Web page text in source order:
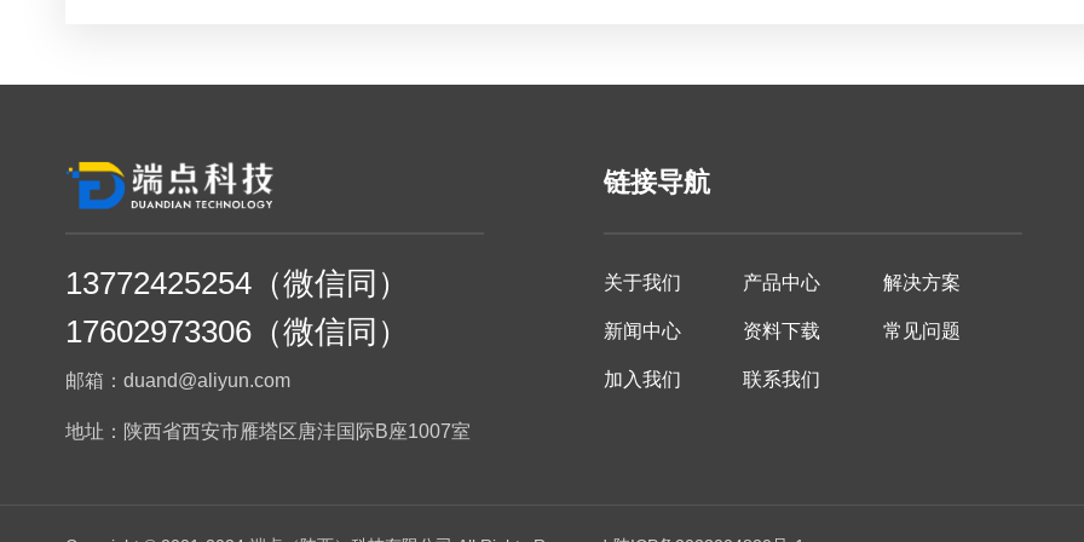
13772425254（微信同）
17602973306（微信同）
邮箱：duand@aliyun.com
地址：陕西省西安市雁塔区唐沣国际B座1007室
链接导航
关于我们 产品中心 解决方案
新闻中心 资料下载 常见问题
加入我们 联系我们